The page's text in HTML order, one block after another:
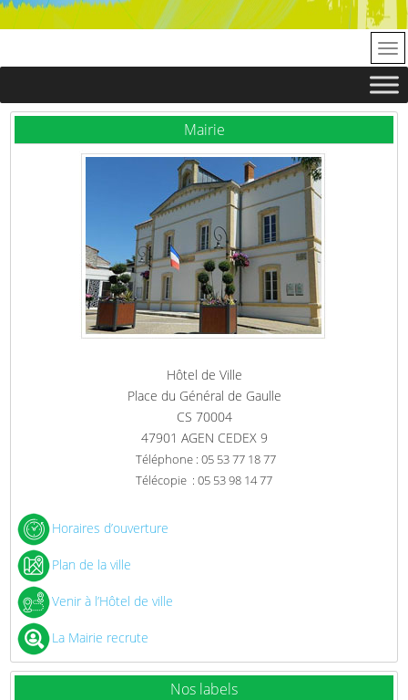
Mairie
Hôtel de Ville
Place du Général de Gaulle
CS 70004
47901 AGEN CEDEX 9
Téléphone : 05 53 77 18 77
Télécopie : 05 53 98 14 77
Horaires d’ouverture
Plan de la ville
Venir à l’Hôtel de ville
La Mairie recrute
Nos labels